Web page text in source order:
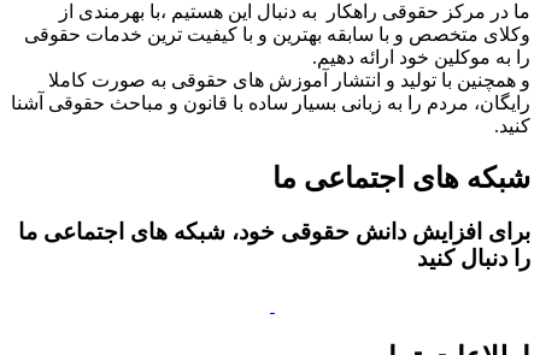
ما در مرکز حقوقی راهکار به دنبال این هستیم ،با بهرمندی از
وکلای متخصص و با سابقه بهترین و با کیفیت ترین خدمات حقوقی
را به موکلین خود ارائه دهیم.
و همچنین با تولید و انتشار آموزش های حقوقی به صورت کاملا
رایگان، مردم را به زبانی بسیار ساده با قانون و مباحث حقوقی آشنا
کنید.
شبکه های اجتماعی ما
برای افزایش دانش حقوقی خود، شبکه های اجتماعی ما
را دنبال کنید